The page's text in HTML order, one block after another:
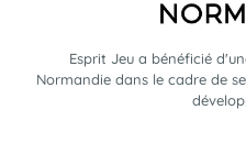
Esprit Jeu a bénéficié
Normandie dans le cadre de